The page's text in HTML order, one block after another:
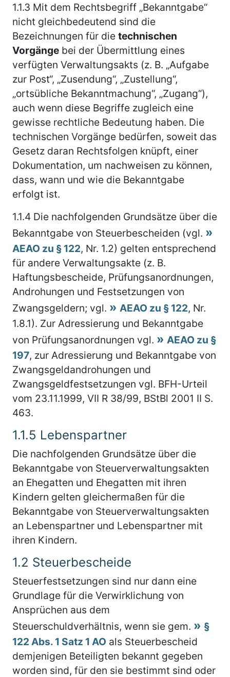
1.1.3 Mit dem Rechtsbegriff „Bekanntgabe“
nicht gleichbedeutend sind die
Bezeichnungen für die technischen
Vorgänge bei der Übermittlung eines
verfügten Verwaltungsakts (z. B. „Aufgabe
zur Post“, „Zusendung“, „Zustellung“,
„ortsübliche Bekanntmachung“, „Zugang“),
auch wenn diese Begriffe zugleich eine
gewisse rechtliche Bedeutung haben. Die
technischen Vorgänge bedürfen, soweit das
Gesetz daran Rechtsfolgen knüpft, einer
Dokumentation, um nachweisen zu können,
dass, wann und wie die Bekanntgabe
erfolgt ist.
1.1.4 Die nachfolgenden Grundsätze über die
Bekanntgabe von Steuerbescheiden (vgl.
AEAO zu § 122, Nr. 1.2) gelten entsprechend
für andere Verwaltungsakte (z. B.
Haftungsbescheide, Prüfungsanordnungen,
Androhungen und Festsetzungen von
Zwangsgeldern; vgl.
AEAO zu § 122, Nr.
1.8.1). Zur Adressierung und Bekanntgabe
von Prüfungsanordnungen vgl.
AEAO zu §
197, zur Adressierung und Bekanntgabe von
Zwangsgeldandrohungen und
Zwangsgeldfestsetzungen vgl. BFH-Urteil
vom 23.11.1999, VII R 38/99, BStBl 2001 II S.
463.
1.1.5 Lebenspartner
Die nachfolgenden Grundsätze über die
Bekanntgabe von Steuerverwaltungsakten
an Ehegatten und Ehegatten mit ihren
Kindern gelten gleichermaßen für die
Bekanntgabe von Steuerverwaltungsakten
an Lebenspartner und Lebenspartner mit
ihren Kindern.
1.2 Steuerbescheide
Steuerfestsetzungen sind nur dann eine
Grundlage für die Verwirklichung von
Ansprüchen aus dem
Steuerschuldverhältnis, wenn sie gem.
§
122 Abs. 1 Satz 1 AO als Steuerbescheid
demjenigen Beteiligten bekannt gegeben
worden sind, für den sie bestimmt sind oder